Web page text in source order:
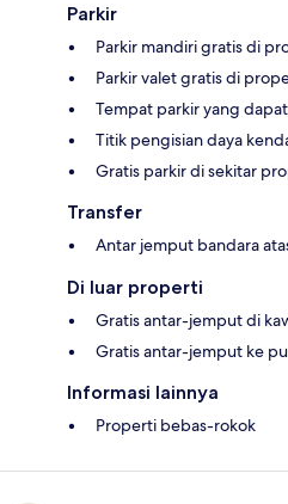
Parkir
Parkir mandiri gratis di
Parkir valet gratis di
Tempat parkir yang
Titik pengisian daya
Gratis parkir di sekitar
Transfer
Antar jemput bandara
Di luar properti
Gratis antar-jemput di
Gratis antar-jemput ke
Informasi lainnya
Properti bebas-rokok